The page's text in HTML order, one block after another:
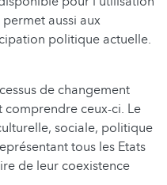
aussi aux
politique actuelle.
de changement
comprendre ceux-ci. Le
sociale, politique
tous les Etats
de leur coexistence